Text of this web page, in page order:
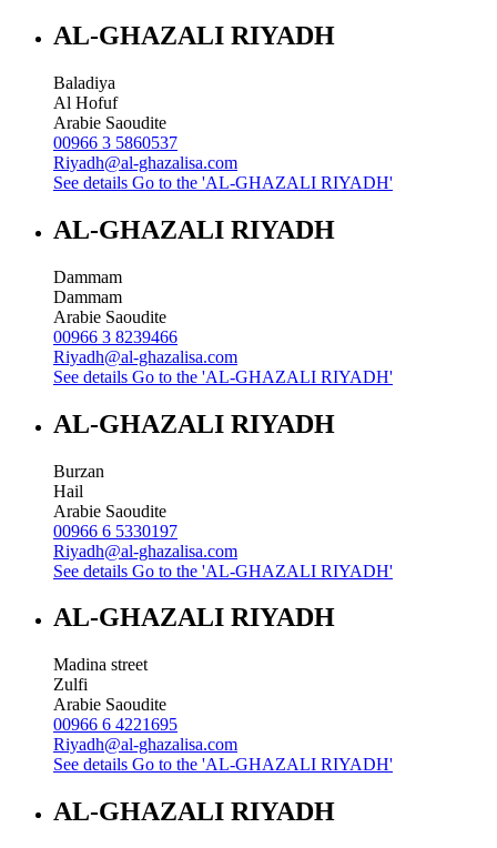
AL-GHAZALI RIYADH
Baladiya
Al Hofuf
Arabie Saoudite
00966 3 5860537
Riyadh@al-ghazalisa.com
See details Go to the 'AL-GHAZALI RIYADH'
AL-GHAZALI RIYADH
Dammam
Dammam
Arabie Saoudite
00966 3 8239466
Riyadh@al-ghazalisa.com
See details Go to the 'AL-GHAZALI RIYADH'
AL-GHAZALI RIYADH
Burzan
Hail
Arabie Saoudite
00966 6 5330197
Riyadh@al-ghazalisa.com
See details Go to the 'AL-GHAZALI RIYADH'
AL-GHAZALI RIYADH
Madina street
Zulfi
Arabie Saoudite
00966 6 4221695
Riyadh@al-ghazalisa.com
See details Go to the 'AL-GHAZALI RIYADH'
AL-GHAZALI RIYADH